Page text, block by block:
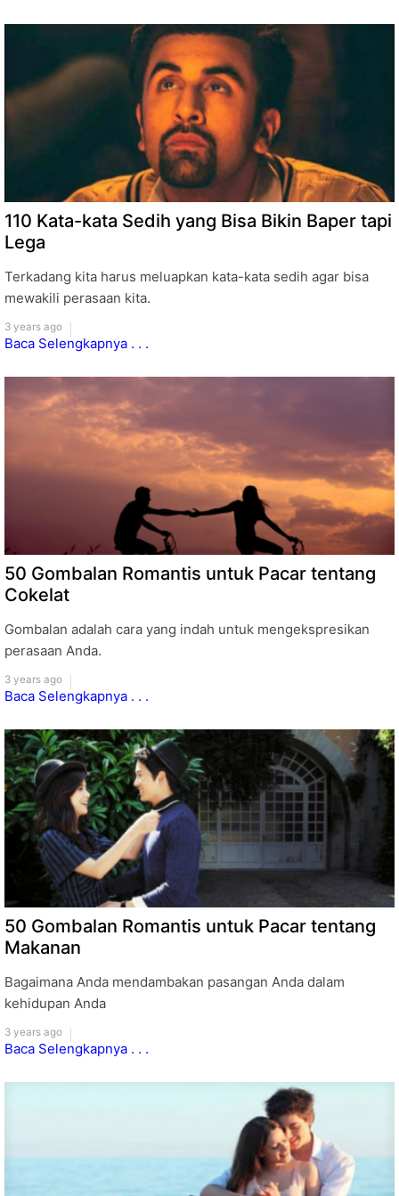
110 Kata-kata Sedih yang Bisa Bikin Baper tapi
Lega
Terkadang kita harus meluapkan kata-kata sedih agar bisa
mewakili perasaan kita.
3 years ago
Baca Selengkapnya . . .
50 Gombalan Romantis untuk Pacar tentang
Cokelat
Gombalan adalah cara yang indah untuk mengekspresikan
perasaan Anda.
3 years ago
Baca Selengkapnya . . .
50 Gombalan Romantis untuk Pacar tentang
Makanan
Bagaimana Anda mendambakan pasangan Anda dalam
kehidupan Anda
3 years ago
Baca Selengkapnya . . .